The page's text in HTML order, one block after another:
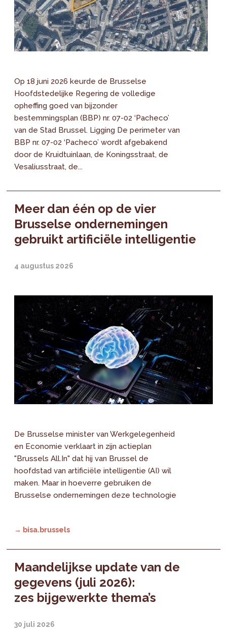
Op 18 juni 2026 keurde de Brusselse
Hoofdstedelijke Regering de volledige
opheffing goed van bijzonder
bestemmingsplan (BBP) nr. 07-02 ‘Pacheco’
van de Stad Brussel. Ligging De perimeter van
BBP nr. 07-02 ‘Pacheco’ wordt afgebakend
door de Kruidtuinlaan, de Koningsstraat, de
Vesaliusstraat, de...
Meer dan één op de vier
Brusselse ondernemingen
gebruikt artificiële intelligentie
4 augustus 2026
De Brusselse minister van Werkgelegenheid
en Economie verklaart in zijn actieplan
"Brussels All.In" dat hij van Brussel de
hoofdstad van artificiële intelligentie (AI) wil
maken. Maar in hoeverre gebruiken de
Brusselse ondernemingen deze technologie
→ bisa.brussels
Maandelijkse update van de
gegevens (juli 2026):
zes bijgewerkte thema’s
30 juli 2026